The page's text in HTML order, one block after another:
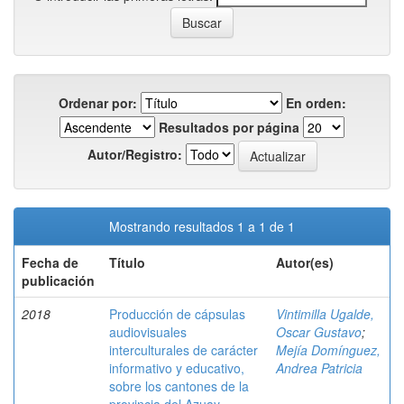
Ordenar por:
En orden:
Resultados por página
Autor/Registro:
Mostrando resultados 1 a 1 de 1
Fecha de
publicación
Título Autor(es)
2018
Producción de cápsulas
audiovisuales
interculturales de carácter
informativo y educativo,
sobre los cantones de la
Vintimilla Ugalde,
Oscar Gustavo;
Mejía Domínguez,
Andrea Patricia